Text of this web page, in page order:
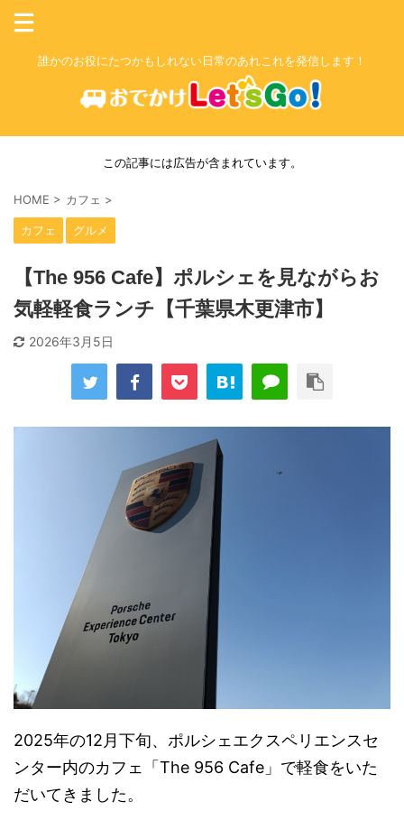
誰かのお役にたつかもしれない日常のあれこれを発信します！
この記事には広告が含まれています。
HOME > カフェ >
カフェ グルメ
【The 956 Cafe】ポルシェを見ながらお
気軽軽食ランチ【千葉県木更津市】
2026年3月5日
2025年の12月下旬、ポルシェエクスペリエンスセ
ンター内のカフェ「The 956 Cafe」で軽食をいた
だいてきました。